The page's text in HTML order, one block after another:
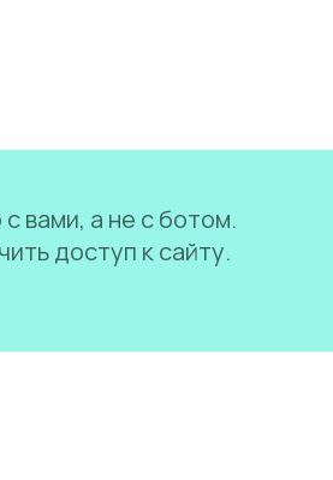
вами, а не с ботом.
доступ к сайту.